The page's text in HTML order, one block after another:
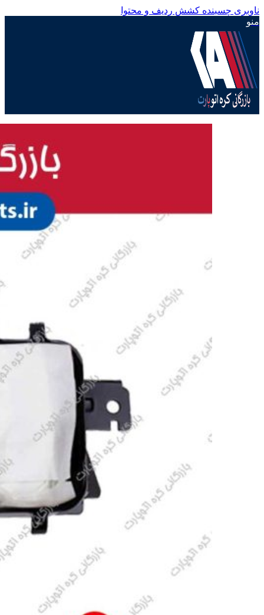
ناوبری چسبنده کشش ردیف و محتوا
منو